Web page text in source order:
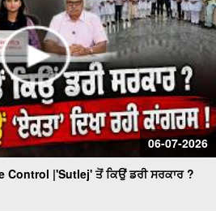
06-07-2026
Control |'Sutlej' ਤੋਂ ਕਿਉਂ ਡਰੀ ਸਰਕਾਰ ?